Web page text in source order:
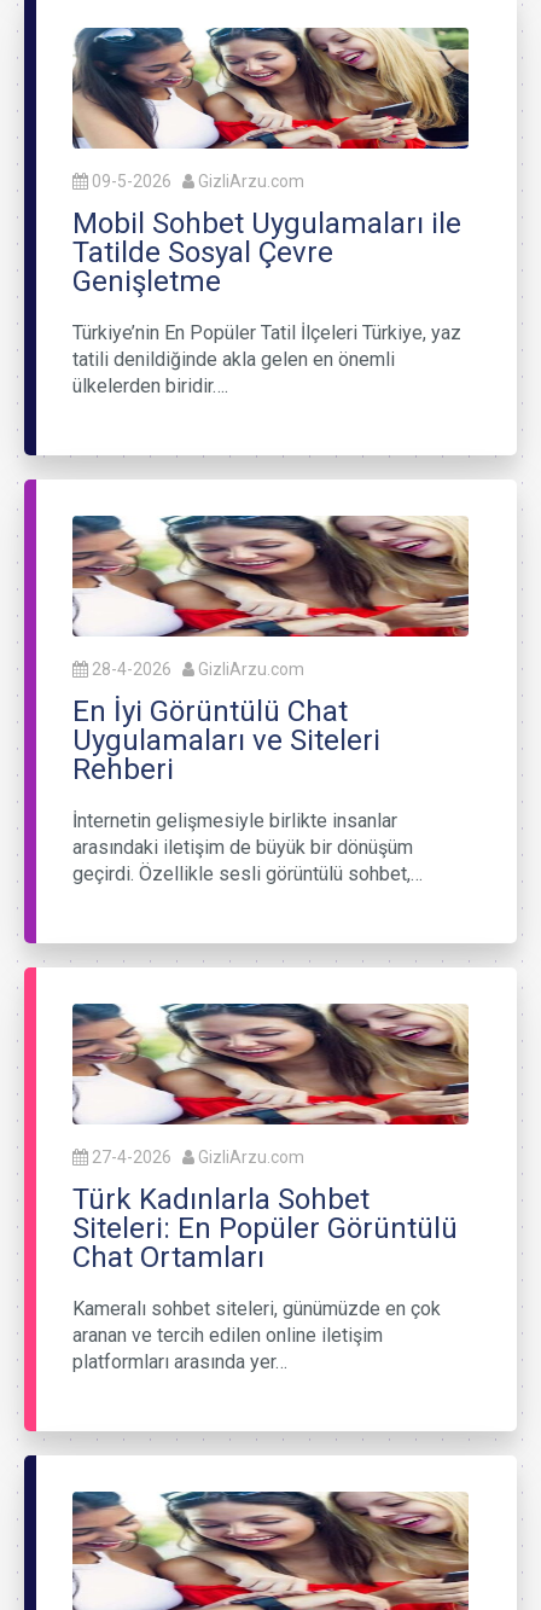
09-5-2026 GizliArzu.com
Mobil Sohbet Uygulamaları ile
Tatilde Sosyal Çevre
Genişletme
Türkiye’nin En Popüler Tatil İlçeleri Türkiye, yaz
tatili denildiğinde akla gelen en önemli
ülkelerden biridir….
28-4-2026 GizliArzu.com
En İyi Görüntülü Chat
Uygulamaları ve Siteleri
Rehberi
İnternetin gelişmesiyle birlikte insanlar
arasındaki iletişim de büyük bir dönüşüm
geçirdi. Özellikle sesli görüntülü sohbet,…
27-4-2026 GizliArzu.com
Türk Kadınlarla Sohbet
Siteleri: En Popüler Görüntülü
Chat Ortamları
Kameralı sohbet siteleri, günümüzde en çok
aranan ve tercih edilen online iletişim
platformları arasında yer…